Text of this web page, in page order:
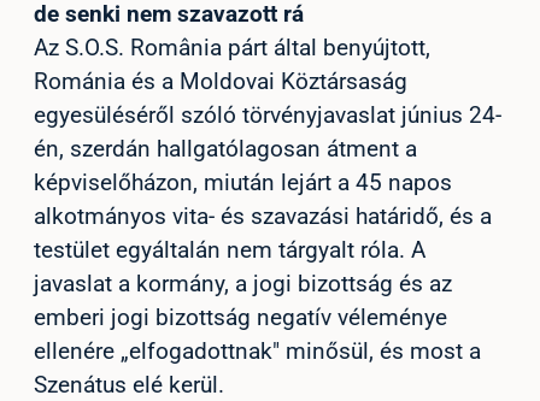
de senki nem szavazott rá
Az S.O.S. România párt által benyújtott,
Románia és a Moldovai Köztársaság
egyesüléséről szóló törvényjavaslat június 24-
én, szerdán hallgatólagosan átment a
képviselőházon, miután lejárt a 45 napos
alkotmányos vita- és szavazási határidő, és a
testület egyáltalán nem tárgyalt róla. A
javaslat a kormány, a jogi bizottság és az
emberi jogi bizottság negatív véleménye
ellenére „elfogadottnak" minősül, és most a
Szenátus elé kerül.